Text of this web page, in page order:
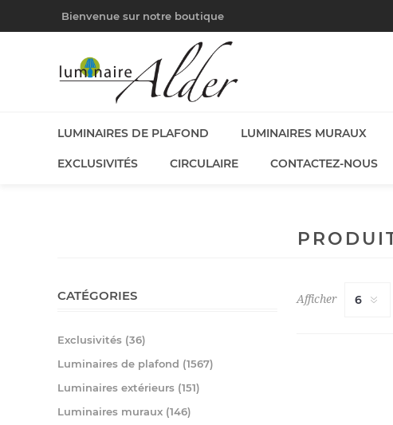
Bienvenue sur notre boutique
LUMINAIRES DE PLAFOND LUMINAIRES MURAUX
EXCLUSIVITÉS CIRCULAIRE CONTACTEZ-NOUS
Afficher
CATÉGORIES
Exclusivités (36)
Luminaires de plafond (1567)
Luminaires extérieurs (151)
Luminaires muraux (146)